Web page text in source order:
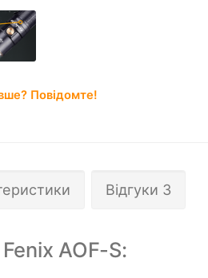
Повідомте!
Відгуки 3
AOF-S: